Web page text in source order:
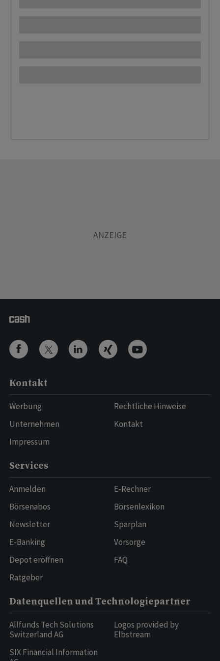
Kontakt
Werbung
Unternehmen
Impressum
Rechtliche Hinweise
Kontakt
Services
Anmelden
Börsenabos
Newsletter
E-Banking
Depot eröffnen
Ratgeber
E-Rechner
Börsenlexikon
Sparplan
Vorsorge
FAQ
Datenquellen und Technologiepartner
Allfunds Tech Solutions
Switzerland AG
SIX Financial Information
Logos provided by
Elbstream